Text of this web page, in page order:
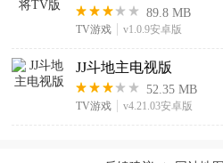
89.8 MB
TV游戏 v1.0.9安卓版
JJ斗地主电视版
52.35 MB
TV游戏 v4.21.03安卓版